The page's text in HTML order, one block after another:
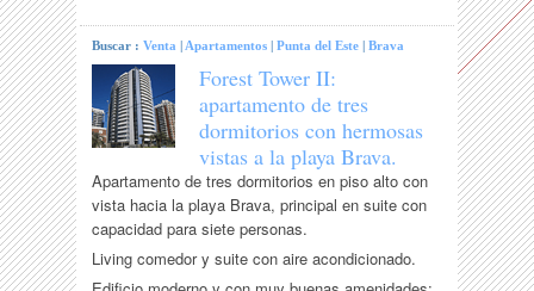
Buscar :Venta |Apartamentos |Punta del Este |Brava
Forest Tower II:
apartamento de tres
dormitorios con hermosas
vistas a la playa Brava.
Apartamento de tres dormitorios en piso alto con
vista hacia la playa Brava, principal en suite con
capacidad para siete personas.
Living comedor y suite con aire acondicionado.